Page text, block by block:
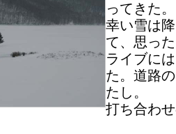
ってきた。
幸い雪は
て、思っ
ライブに
た。道路
たし。
打ち合わ